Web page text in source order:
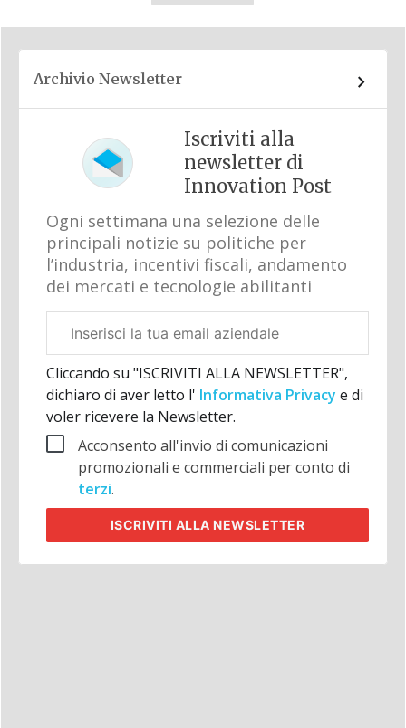
Archivio Newsletter
Iscriviti alla
newsletter di
Innovation Post
Ogni settimana una selezione delle
principali notizie su politiche per
l’industria, incentivi fiscali, andamento
dei mercati e tecnologie abilitanti
aziendale
Cliccando su "ISCRIVITI ALLA NEWSLETTER",
dichiaro di aver letto l' Informativa Privacy e di
voler ricevere la Newsletter.
Acconsento all'invio di comunicazioni
promozionali e commerciali per conto di
terzi.
ISCRIVITI ALLA NEWSLETTER